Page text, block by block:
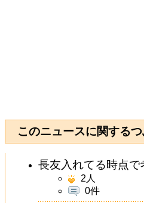
このニュースに関するつ
長友入れてる時点で
2 人
0件